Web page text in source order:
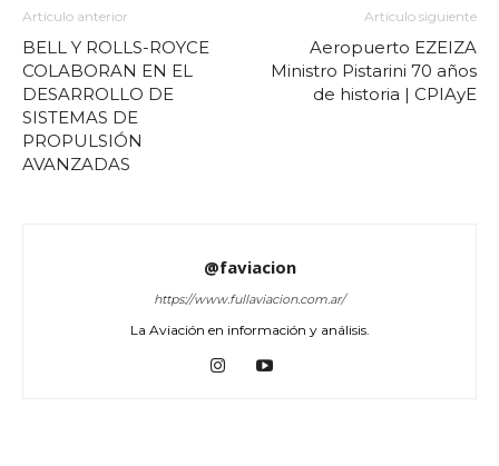
Artículo anterior
BELL Y ROLLS-ROYCE
COLABORAN EN EL
DESARROLLO DE
SISTEMAS DE
PROPULSIÓN
AVANZADAS
Artículo siguiente
Aeropuerto EZEIZA
Ministro Pistarini 70 años
de historia | CPIAyE
@faviacion
https://www.fullaviacion.com.ar/
La Aviación en información y análisis.